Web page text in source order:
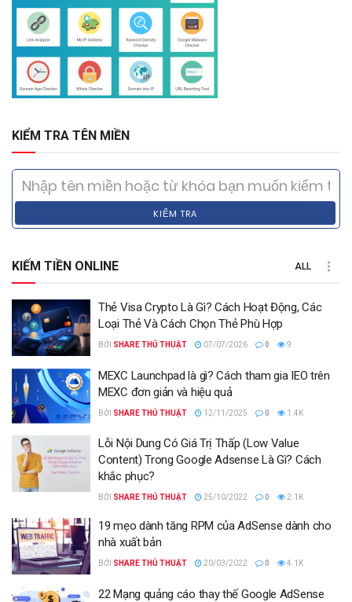
KIỂM TRA TÊN MIỀN
KIỂM TRA
KIẾM TIỀN ONLINE ALL
Thẻ Visa Crypto Là Gì? Cách Hoạt Động, Các
Loại Thẻ Và Cách Chọn Thẻ Phù Hợp
BỞI SHARE THỦ THUẬT 07/07/2026 0 9
MEXC Launchpad là gì? Cách tham gia IEO trên
MEXC đơn giản và hiệu quả
BỞI SHARE THỦ THUẬT 12/11/2025 0 1.4K
Lỗi Nội Dung Có Giá Trị Thấp (Low Value
Content) Trong Google Adsense Là Gì? Cách
khắc phục?
BỞI SHARE THỦ THUẬT 25/10/2022 0 2.1K
19 mẹo dành tăng RPM của AdSense dành cho
nhà xuất bản
BỞI SHARE THỦ THUẬT 20/03/2022 0 4.1K
22 Mạng quảng cáo thay thế Google AdSense